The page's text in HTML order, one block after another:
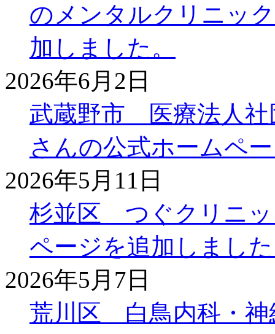
のメンタルクリニッ
加しました。
2026年6月2日
武蔵野市 医療法人
さんの公式ホームペ
2026年5月11日
杉並区 つぐクリニッ
ページを追加しまし
2026年5月7日
荒川区 白鳥内科・神